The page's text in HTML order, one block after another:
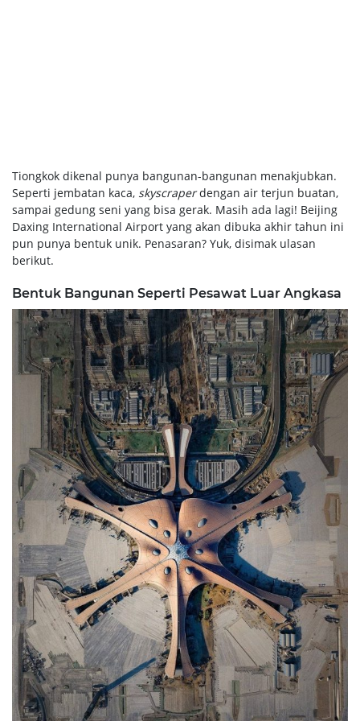
Tiongkok dikenal punya bangunan-bangunan menakjubkan.
Seperti jembatan kaca, skyscraperdengan air terjun buatan,
sampai gedung seni yang bisa gerak. Masih ada lagi! Beijing
Daxing International Airport yang akan dibuka akhir tahun ini
pun punya bentuk unik. Penasaran? Yuk, disimak ulasan
berikut.
Bentuk Bangunan Seperti Pesawat Luar Angkasa